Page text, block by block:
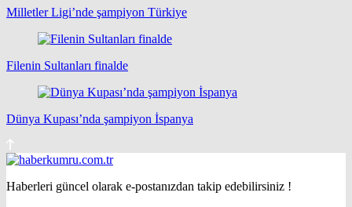
Milletler Ligi’nde şampiyon Türkiye
Filenin Sultanları finalde
Dünya Kupası’nda şampiyon İspanya
Haberleri güncel olarak e-postanızdan takip edebilirsiniz !